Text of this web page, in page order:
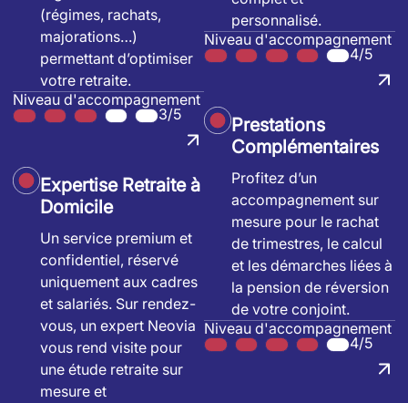
(régimes, rachats,
majorations…)
permettant d’optimiser
votre retraite.
Niveau d'accompagnement
3/5
Expertise Retraite à
Domicile
Un service premium et
confidentiel, réservé
uniquement aux cadres
et salariés. Sur rendez-
vous, un expert Neovia
vous rend visite pour
une étude retraite sur
mesure et
personnalisé.
Niveau d'accompagnement
4/5
Prestations
Complémentaires
Profitez d’un
accompagnement sur
mesure pour le rachat
de trimestres, le calcul
et les démarches liées à
la pension de réversion
de votre conjoint.
Niveau d'accompagnement
4/5